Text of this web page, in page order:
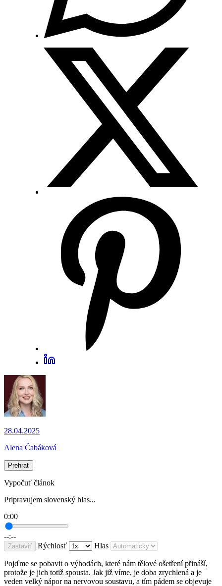
28.04.2025
Alena Čabáková
Prehrať
Vypočuť článok
Pripravujem slovenský hlas...
0:00
--:--
Zastaviť Rýchlosť Hlas
Pojďme se pobavit o výhodách, které nám tělové ošetření přináší,
protože je jich totiž spousta. Jak již víme, je doba zrychlená a je
veden velký nápor na nervovou soustavu, a tím pádem se objevuje